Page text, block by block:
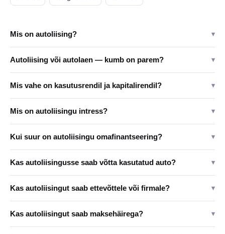
Mis on autoliising? ▾
Autoliising või autolaen — kumb on parem? ▾
Mis vahe on kasutusrendil ja kapitalirendil? ▾
Mis on autoliisingu intress? ▾
Kui suur on autoliisingu omafinantseering? ▾
Kas autoliisingusse saab võtta kasutatud auto? ▾
Kas autoliisingut saab ettevõttele või firmale? ▾
Kas autoliisingut saab maksehäirega? ▾